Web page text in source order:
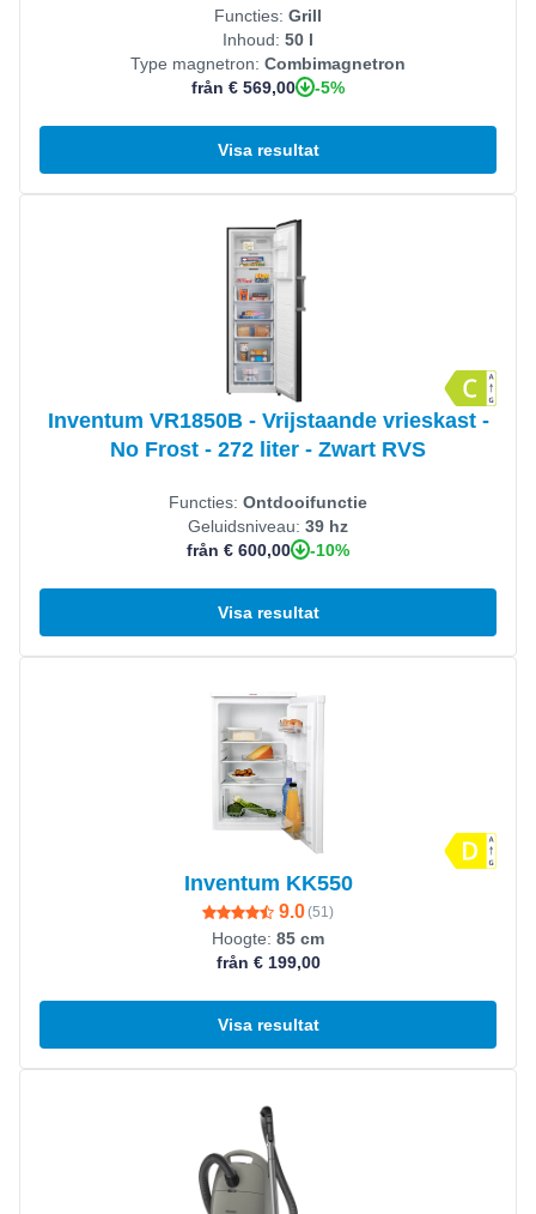
Functies: Grill
Inhoud: 50 l
Type magnetron: Combimagnetron
från € 569,00
-5%
Visa resultat
Inventum VR1850B - Vrijstaande vrieskast -
No Frost - 272 liter - Zwart RVS
Functies: Ontdooifunctie
Geluidsniveau: 39 hz
från € 600,00
-10%
Visa resultat
Inventum KK550
9.0(51 )
Hoogte: 85 cm
från € 199,00
Visa resultat